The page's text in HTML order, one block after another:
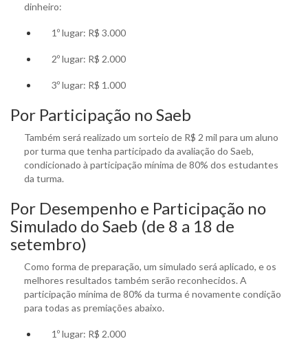
dinheiro:
1º lugar: R$ 3.000
2º lugar: R$ 2.000
3º lugar: R$ 1.000
Por Participação no Saeb
Também será realizado um sorteio de R$ 2 mil para um aluno
por turma que tenha participado da avaliação do Saeb,
condicionado à participação mínima de 80% dos estudantes
da turma.
Por Desempenho e Participação no
Simulado do Saeb (de 8 a 18 de
setembro)
Como forma de preparação, um simulado será aplicado, e os
melhores resultados também serão reconhecidos. A
participação mínima de 80% da turma é novamente condição
para todas as premiações abaixo.
1º lugar: R$ 2.000